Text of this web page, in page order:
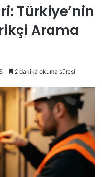
Türkiye’nin
Arama
2 dakika okuma süresi